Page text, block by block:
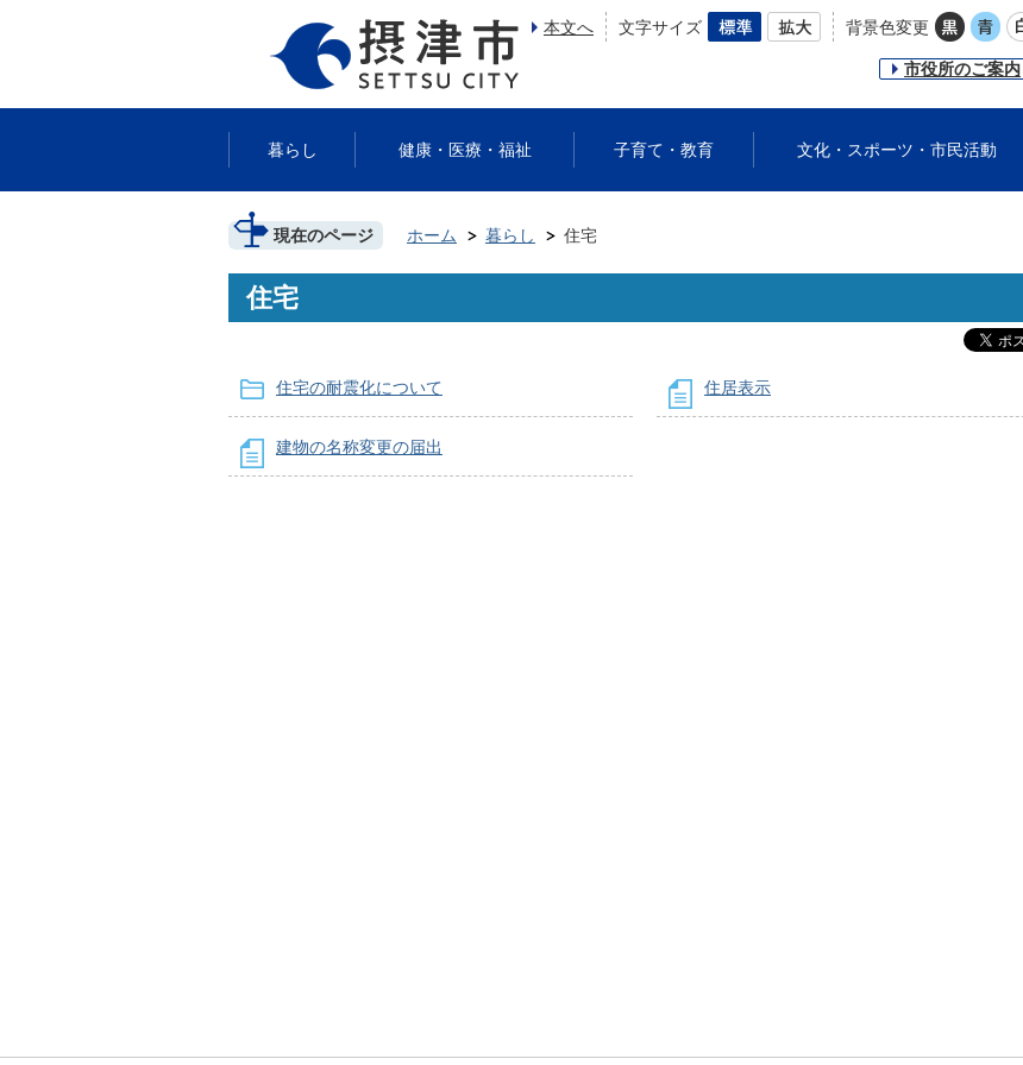
本文へ 文字サイズ 背景色変更
市役所のご案内
暮らし 健康・医療・福祉 子育て・教育 文化・スポーツ・市民活動
現在のページ ホーム 暮らし 住宅
住宅
住宅の耐震化について 住居表示
建物の名称変更の届出